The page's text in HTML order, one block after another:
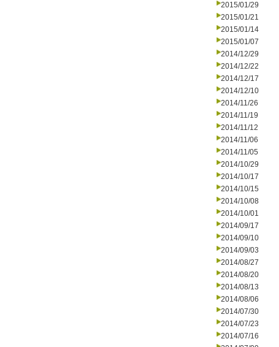
2015/01/29
2015/01/21
2015/01/14
2015/01/07
2014/12/29
2014/12/22
2014/12/17
2014/12/10
2014/11/26
2014/11/19
2014/11/12
2014/11/06
2014/11/05
2014/10/29
2014/10/17
2014/10/15
2014/10/08
2014/10/01
2014/09/17
2014/09/10
2014/09/03
2014/08/27
2014/08/20
2014/08/13
2014/08/06
2014/07/30
2014/07/23
2014/07/16